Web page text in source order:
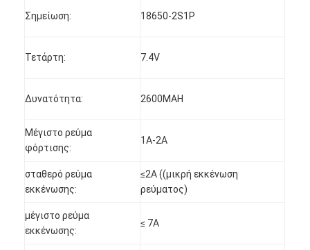
Γύρος εργοστασίων
Ειδήσεις
Συνομιλία τώρα
μπαταρία λίθιου lifepo4
ιονικές επαναφορτιζόμενες μπαταρίες λίθιου
Σημείωση: 18650-2S1P
Τετάρτη: 7.4V
Δυνατότητα: 2600MAH
Μέγιστο ρεύμα
φόρτισης:
1Α-2Α
σταθερό ρεύμα
εκκένωσης:
≤2A ((μικρή εκκένωση
ρεύματος)
μέγιστο ρεύμα
εκκένωσης:
≤ 7A